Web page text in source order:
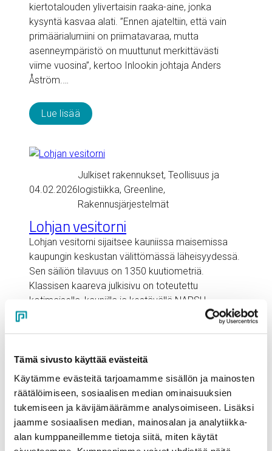
Tämä sivusto käyttää evästeitä
Käytämme evästeitä tarjoamamme sisällön ja mainosten
räätälöimiseen, sosiaalisen median ominaisuuksien
tukemiseen ja kävijämäärämme analysoimiseen. Lisäksi
jaamme sosiaalisen median, mainosalan ja analytiikka-
alan kumppaneillemme tietoja siitä, miten käytät
kiertotalouden ylivertaisin raaka-aine, jonka
kysyntä kasvaa alati. ”Ennen ajateltiin, että vain
primäärialumiini on priimatavaraa, mutta
asenneympäristö on muuttunut merkittävästi
viime vuosina”, kertoo Inlookin johtaja Anders
Åström.…
Lue lisää
04.02.2026
Julkiset rakennukset, Teollisuus ja
logistiikka, Greenline
Rakennusjärjestelmät
Lohjan vesitorni
Lohjan vesitorni sijaitsee kauniissa maisemissa
kaupungin keskustan välittömässä läheisyydessä.
Sen säiliön tilavuus on 1350 kuutiometriä.
Klassisen kaareva julkisivu on toteutettu
kotimaisella, kauniilla ja kestävällä NAPSU-
järjestelmällä. Alumiinisäleet päihittivät keraamiset
Lue lisää
03.12.2024
Greenline, Hotellit, Toimistot
Rakennusjärjestelmät